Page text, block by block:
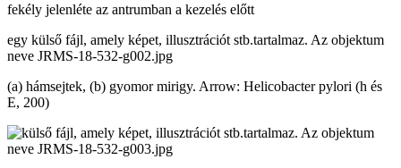
fekély jelenléte az antrumban a kezelés előtt
egy külső fájl, amely képet, illusztrációt stb.tartalmaz. Az objektum
neve JRMS-18-532-g002.jpg
(a) hámsejtek, (b) gyomor mirigy. Arrow: Helicobacter pylori (h és
E, 200)